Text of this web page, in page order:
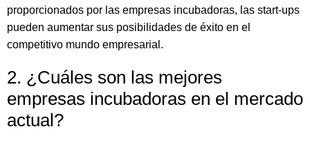
proporcionados por las empresas incubadoras, las start-ups
pueden aumentar sus posibilidades de éxito en el
competitivo mundo empresarial.
2. ¿Cuáles son las mejores
empresas incubadoras en el mercado
actual?